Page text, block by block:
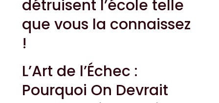
détruisent l’école telle
que vous la connaissez
!
L’Art de l’Échec :
Pourquoi On Devrait